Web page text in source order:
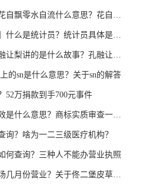
飘零水自流什么意思？花自飘零水自
么是统计员？统计员具体是做什么的
梨讲的是什么故事？孔融让梨的故事
的sn是什么意思？关于sn的解答
52万捐款到手700元事件
什么意思？商标实质审查一般多久？
询？啥为一二三级医疗机构？
何查询？三种人不能办营业执照
月份营业？关于佟二堡皮草广场的营